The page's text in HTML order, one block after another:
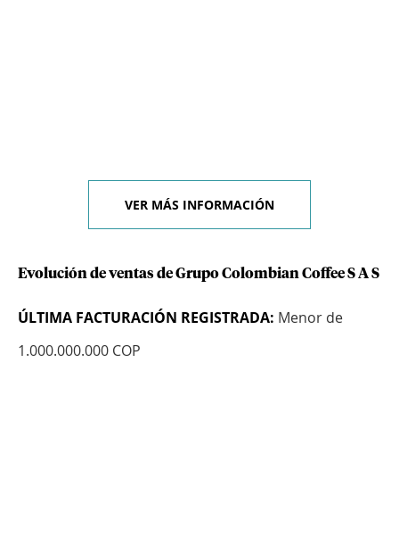
VER MÁS INFORMACIÓN
Evolución de ventas de Grupo Colombian Coffee S A S
ÚLTIMA FACTURACIÓN REGISTRADA: Menor de
1.000.000.000 COP